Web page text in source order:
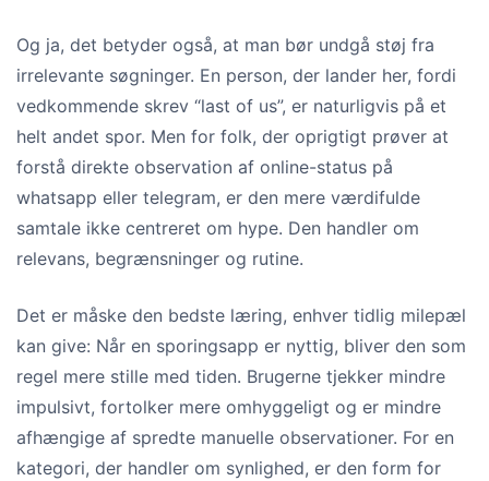
Og ja, det betyder også, at man bør undgå støj fra
irrelevante søgninger. En person, der lander her, fordi
vedkommende skrev “last of us”, er naturligvis på et
helt andet spor. Men for folk, der oprigtigt prøver at
forstå direkte observation af online-status på
whatsapp eller telegram, er den mere værdifulde
samtale ikke centreret om hype. Den handler om
relevans, begrænsninger og rutine.
Det er måske den bedste læring, enhver tidlig milepæl
kan give: Når en sporingsapp er nyttig, bliver den som
regel mere stille med tiden. Brugerne tjekker mindre
impulsivt, fortolker mere omhyggeligt og er mindre
afhængige af spredte manuelle observationer. For en
kategori, der handler om synlighed, er den form for